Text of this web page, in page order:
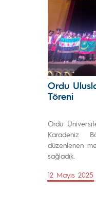
Ordu
Töreni
Ordu
Karadeniz
düzenlenen
sağladık.
12 Mayıs 2025